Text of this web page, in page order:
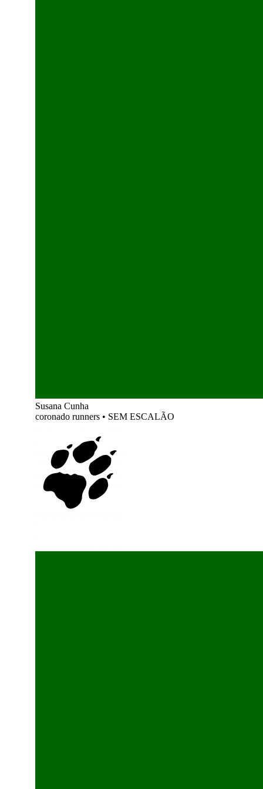
Susana Cunha
coronado runners • SEM ESCALÃO